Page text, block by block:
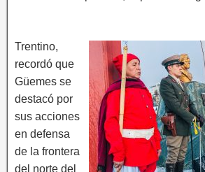
Trentino,
recordó que
Güemes se
destacó por
sus acciones
en defensa
de la frontera
del norte del